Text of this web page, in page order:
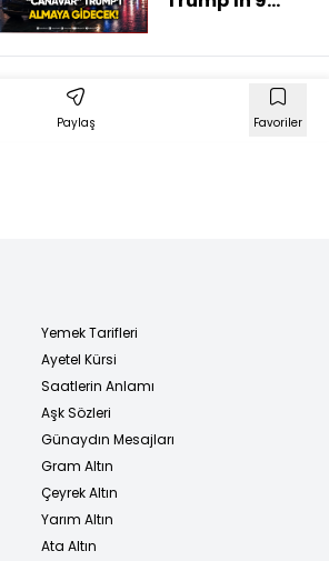
Havalimanına
Paylaş Favoriler
Yemek Tarifleri
Ayetel Kürsi
Saatlerin Anlamı
Aşk Sözleri
Günaydın Mesajları
Gram Altın
Çeyrek Altın
Yarım Altın
Ata Altın